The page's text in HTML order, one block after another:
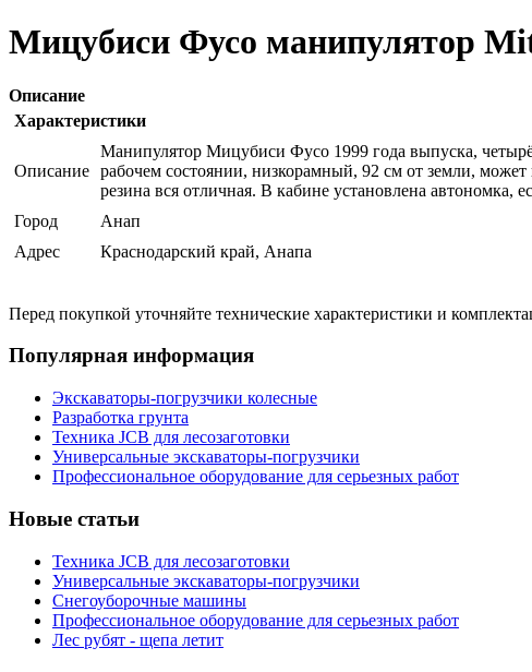
Мицубиси Фусо манипулятор
Описание
Характеристики
Описание
Манипулятор Мицубиси Фусо 1999 года выпуска,
рабочем состоянии, низкорамный, 92 см от земли, может
резина вся отличная. В кабине установлена автономка,
Город
Анап
Адрес
Краснодарский край, Анапа
Перед покупкой уточняйте технические характеристики и
Популярная информация
Экскаваторы-погрузчики колесные
Разработка грунта
Техника JCB для лесозаготовки
Универсальные экскаваторы-погрузчики
Профессиональное оборудование для серьезных работ
Новые статьи
Техника JCB для лесозаготовки
Универсальные экскаваторы-погрузчики
Снегоуборочные машины
Профессиональное оборудование для серьезных работ
Лес рубят - щепа летит